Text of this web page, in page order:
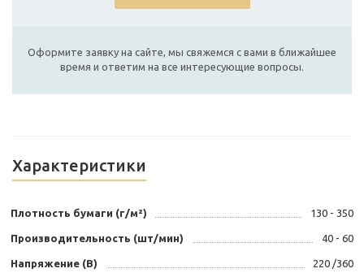
Оформите заявку на сайте, мы свяжемся с вами в ближайшее
время и ответим на все интересующие вопросы.
Характеристики
Плотность бумаги (г/м²) 130 - 350
Производительность (шт/мин) 40 - 60
Напряжение (В) 220 /360